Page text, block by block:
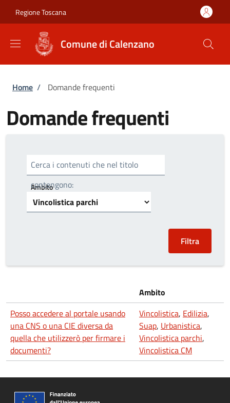
Regione Toscana
Comune di Calenzano
Briciole di pane
Home / Domande frequenti
Domande frequenti
Cerca i contenuti che nel titolo
contengono:
Ambito
Ambito
Posso accedere al portale usando
una CNS o una CIE diversa da
quella che utilizzerò per firmare i
documenti?
Vincolistica, Edilizia,
Suap, Urbanistica,
Vincolistica parchi,
Vincolistica CM